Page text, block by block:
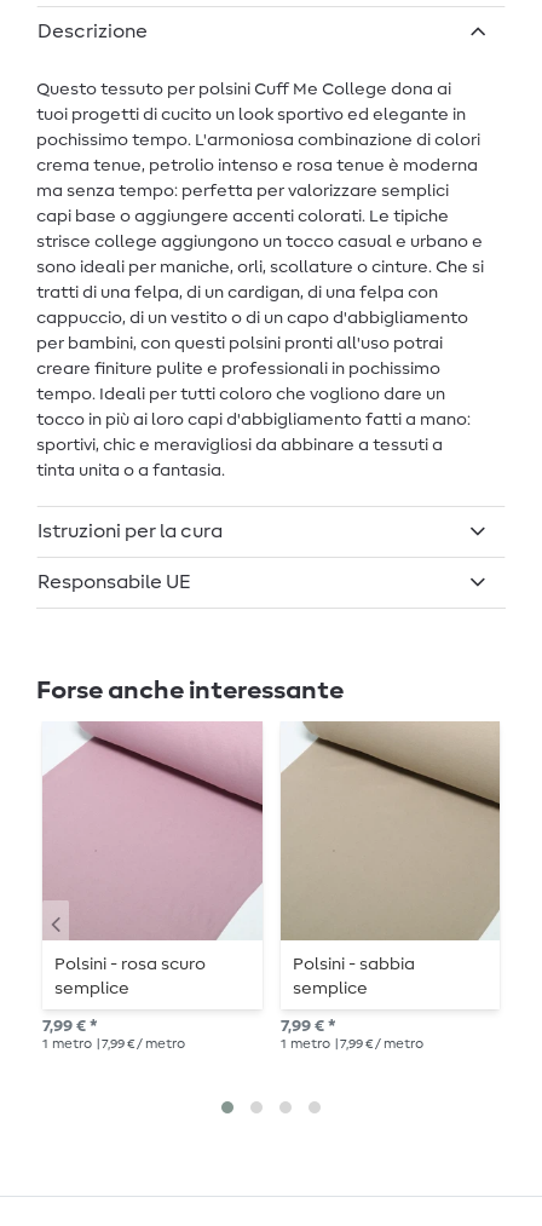
Descrizione
Questo tessuto per polsini Cuff Me College dona ai
tuoi progetti di cucito un look sportivo ed elegante in
pochissimo tempo. L'armoniosa combinazione di colori
crema tenue, petrolio intenso e rosa tenue è moderna
ma senza tempo: perfetta per valorizzare semplici
capi base o aggiungere accenti colorati. Le tipiche
strisce college aggiungono un tocco casual e urbano e
sono ideali per maniche, orli, scollature o cinture. Che si
tratti di una felpa, di un cardigan, di una felpa con
cappuccio, di un vestito o di un capo d'abbigliamento
per bambini, con questi polsini pronti all'uso potrai
creare finiture pulite e professionali in pochissimo
tempo. Ideali per tutti coloro che vogliono dare un
tocco in più ai loro capi d'abbigliamento fatti a mano:
sportivi, chic e meravigliosi da abbinare a tessuti a
tinta unita o a fantasia.
Istruzioni per la cura
Responsabile UE
Forse anche interessante
Polsini - rosa scuro
semplice
7,99 € *
1 metro | 7,99 € / metro
Polsini - sabbia
semplice
7,99 € *
1 metro | 7,99 € / metro